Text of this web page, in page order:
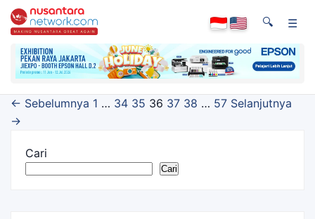
🔍 ☰
Navigasi
halaman
← Sebelumnya 1 … 34 35 36 37 38 … 57 Selanjutnya
→
Cari
Cari